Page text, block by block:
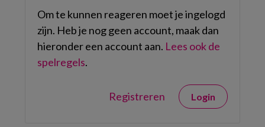
Om te kunnen reageren moet je ingelogd
zijn. Heb je nog geen account, maak dan
hieronder een account aan. Lees ook de
spelregels.
Registreren Login